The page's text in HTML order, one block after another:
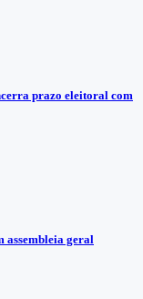
prazo eleitoral com
assembleia geral